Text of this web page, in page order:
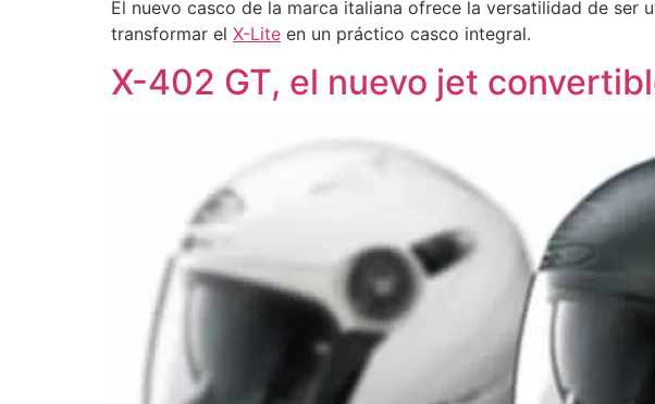
El nuevo casco de la marca italiana ofrece la versatilidad de ser
transformar el X-Lite en un práctico casco integral.
X-402 GT, el nuevo jet